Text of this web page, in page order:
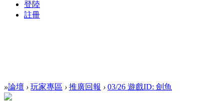
登陸
註冊
»論壇 › 玩家專區 › 推廣回報 › 03/26 遊戲ID: 劍魚